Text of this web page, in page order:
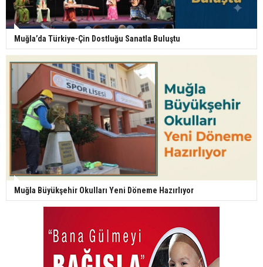
Muğla’da Türkiye-Çin Dostluğu Sanatla Buluştu
Muğla Büyükşehir Okulları Yeni Döneme Hazırlıyor